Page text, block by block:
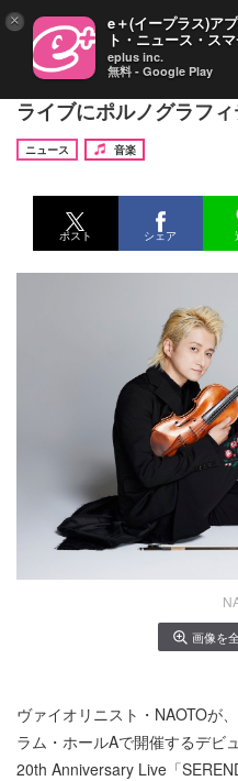
ヴァイオリニスト・
ライブにポルノグラフ
ニュース
音楽
ポスト シェア
画像を
ヴァイオリニスト・NAOTOが
ラム・ホールAで開催するデビ
20th Anniversary Live「
× e＋(イープラス)ア
ト・ニュース・ス
eplus inc.
無料 - Google Play